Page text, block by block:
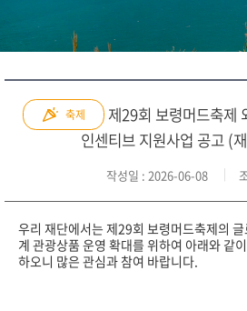
축제
제29회 보령머드축제
인센티브 지원사업 공고 (
작성일 : 2026-06-08
우리 재단에서는 제29회 보령머드축제의
계 관광상품 운영 확대를 위하여 아래와 같
하오니 많은 관심과 참여 바랍니다.